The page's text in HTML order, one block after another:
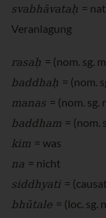
svabhāvataḥ =
Veranlagung
rasaḥ = (nom. sg.
baddhaḥ = (nom.
manas = (nom. sg.
baddham = (nom.
kim = was
na = nicht
siddhyati =
bhūtale = (loc. sg.